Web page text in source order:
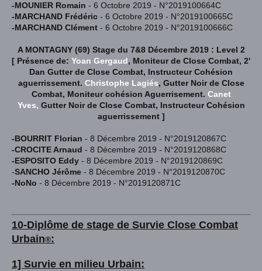
-MOUNIER Romain - 6 Octobre 2019 - N°2019100664C
-MARCHAND Frédéric - 6 Octobre 2019 - N°2019100665C
-MARCHAND Clément - 6 Octobre 2019 - N°2019100666C
A MONTAGNY (69) Stage du 7&8 Décembre 2019 : Level 2
[ Présence de: Yoan Gergaud, Moniteur de Close Combat, 2'
Dan Gutter de Close Combat, Instructeur Cohésion
aguerrissement. Christophe Lagiés, Gutter Noir de Close
Combat, Moniteur cohésion Aguerrisement. Canet
Yves, Gutter Noir de Close Combat, Instructeur Cohésion
aguerrissement ]
-BOURRIT Florian - 8 Décembre 2019 - N°2019120867C
-CROCITE Arnaud - 8 Décembre 2019 - N°2019120868C
-ESPOSITO Eddy - 8 Décembre 2019 - N°2019120869C
-SANCHO Jérôme - 8 Décembre 2019 - N°2019120870C
-NoNo - 8 Décembre 2019 - N°2019120871C
10-Diplôme de stage de Survie Close Combat
Urbain®:
1] Survie en milieu Urbain: